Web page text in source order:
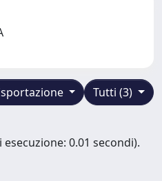
Tutti (3)
0.01 secondi).